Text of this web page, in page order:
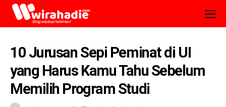
10 Jurusan Sepi Peminat di UI
yang Harus Kamu Tahu Sebelum
Memilih Program Studi